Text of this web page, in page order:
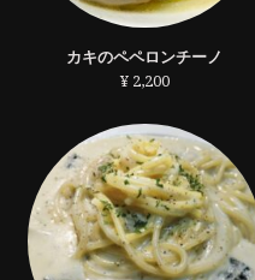
カキのペペロンチーノ
¥ 2,200